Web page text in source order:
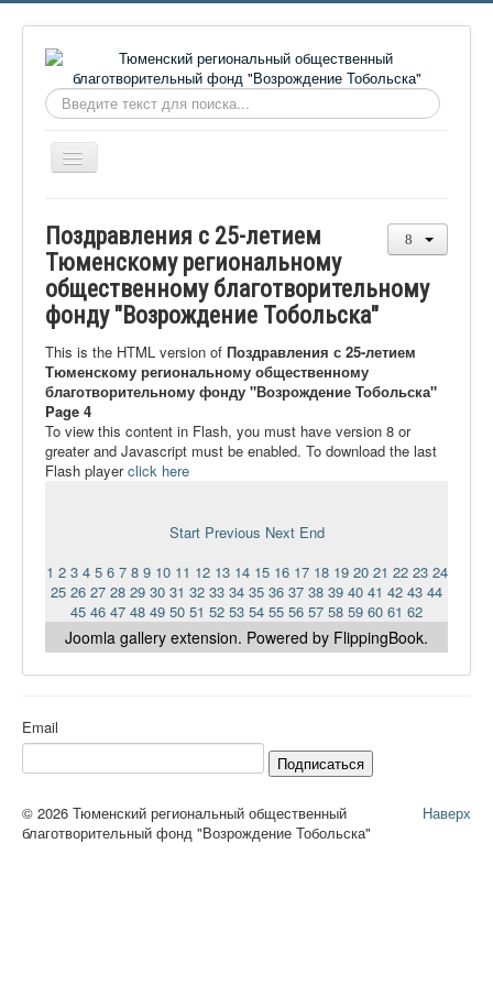
Искать...
Включить/
выключить
О фонде
Онлайн библиотека
Видеоматериалы
Контакты
Сайт проекта Достоевский
Ермаковополе.рф
Поздравления с 25-летием
Тюменскому региональному
общественному благотворительному
фонду "Возрождение Тобольска"
This is the HTML version of Поздравления с 25-летием
Тюменскому региональному общественному
благотворительному фонду "Возрождение Тобольска"
Page 4
To view this content in Flash, you must have version 8 or
greater and Javascript must be enabled. To download the last
Flash playerclick here
Start Previous Next End
1 2 3 4 5 6 7 8 9 10 11 12 13 14 15 16 17 18 19 20 21 22 23 24
25 26 27 28 29 30 31 32 33 34 35 36 37 38 39 40 41 42 43 44
45 46 47 48 49 50 51 52 53 54 55 56 57 58 59 60 61 62
Joomla gallery extension. Powered by FlippingBook.
Email
Подписаться
Наверх
© 2026 Тюменский региональный общественный
благотворительный фонд "Возрождение Тобольска"